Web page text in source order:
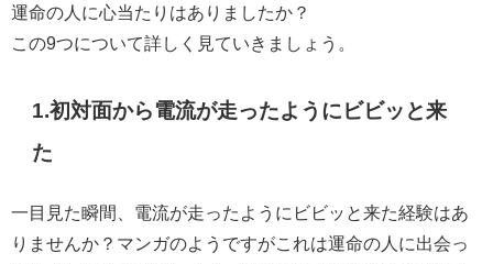
運命の人に心当たりはありましたか？
この9つについて詳しく見ていきましょう。
1.初対面から電流が走ったようにビビッと来
た
一目見た瞬間、電流が走ったようにビビッと来た経験はあ
りませんか？マンガのようですがこれは運命の人に出会っ